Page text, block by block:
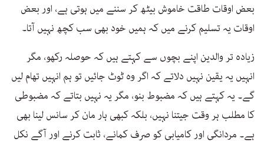
بعض اوقات طاقت خاموش بیٹھ کر سننے میں ہوتی ہے، اور بعض
اوقات یہ تسلیم کرنے میں کہ ہمیں خود بھی سب کچھ نہیں آتا۔
زیادہ تر والدین اپنے بچوں سے کہتے ہیں کہ حوصلہ رکھو، مگر
انہیں یہ یقین نہیں دلاتے کہ اگر وہ ٹوٹ جائیں تو ہم انہیں تھام لیں
گے۔ یہ کہتے ہیں کہ مضبوط بنو، مگر یہ نہیں بتاتے کہ مضبوطی
کا مطلب ہر وقت جیتنا نہیں، بلکہ کبھی ہار مان کر سانس لینا بھی
ہے۔ مردانگی اور کامیابی کو صرف کمانے، ثابت کرنے اور آگے نکل